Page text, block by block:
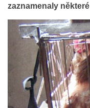
zaznamenaly